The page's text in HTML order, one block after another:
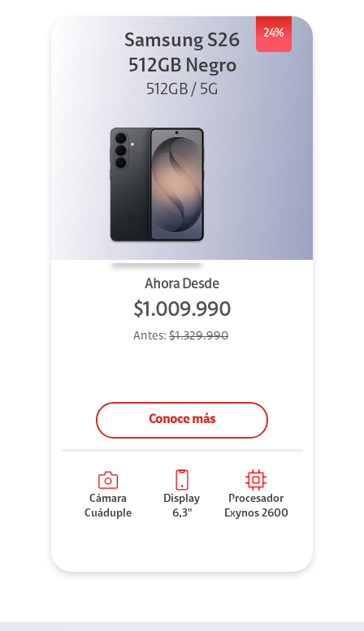
24%
Samsung S26
512GB Negro
512GB / 5G
Ahora Desde
$1.009.990
Antes: $1.329.990
Conoce más
Cámara
Cuáduple
Display
6,3"
Procesador
Exynos 2600